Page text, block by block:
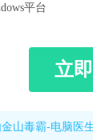
平台
立
金山毒霸-电脑医